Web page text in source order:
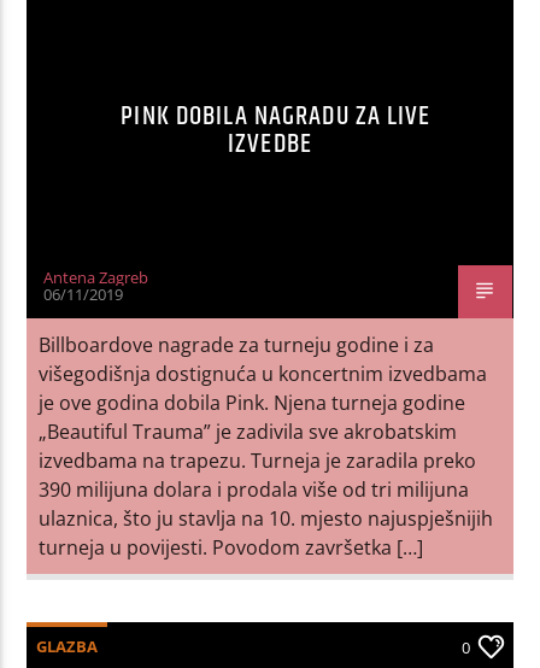
PINK DOBILA NAGRADU ZA LIVE
IZVEDBE
Antena Zagreb
06/11/2019
Billboardove nagrade za turneju godine i za
višegodišnja dostignuća u koncertnim izvedbama
je ove godina dobila Pink. Njena turneja godine
„Beautiful Trauma” je zadivila sve akrobatskim
izvedbama na trapezu. Turneja je zaradila preko
390 milijuna dolara i prodala više od tri milijuna
ulaznica, što ju stavlja na 10. mjesto najuspješnijih
turneja u povijesti. Povodom završetka […]
GLAZBA 0